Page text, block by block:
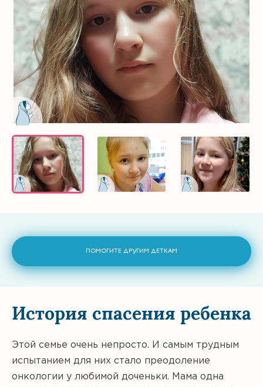
ПОМОГИТЕ ДРУГИМ ДЕТКАМ
История спасения ребенка
Этой семье очень непросто. И самым трудным
испытанием для них стало преодоление
онкологии у любимой доченьки. Мама одна